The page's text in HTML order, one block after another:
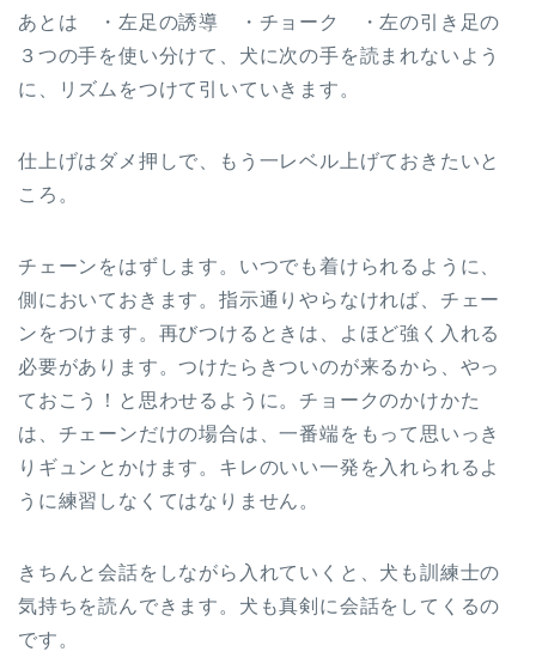
あとは ・左足の誘導 ・チョーク ・左の引き足の
３つの手を使い分けて、犬に次の手を読まれないよう
に、リズムをつけて引いていきます。
仕上げはダメ押しで、もう一レベル上げておきたいと
ころ。
チェーンをはずします。いつでも着けられるように、
側においておきます。指示通りやらなければ、チェー
ンをつけます。再びつけるときは、よほど強く入れる
必要があります。つけたらきついのが来るから、やっ
ておこう！と思わせるように。チョークのかけかた
は、チェーンだけの場合は、一番端をもって思いっき
りギュンとかけます。キレのいい一発を入れられるよ
うに練習しなくてはなりません。
きちんと会話をしながら入れていくと、犬も訓練士の
気持ちを読んできます。犬も真剣に会話をしてくるの
です。